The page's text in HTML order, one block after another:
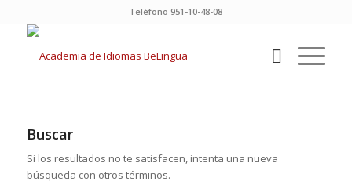
Teléfono 951-10-48-08
Buscar
Si los resultados no te satisfacen, intenta una nueva
búsqueda con otros términos.